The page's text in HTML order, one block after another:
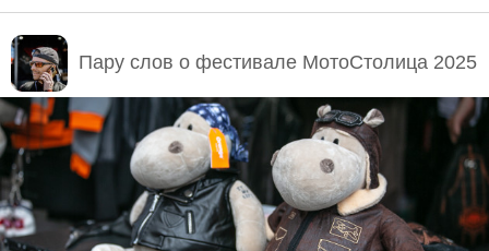
17:45 - Церемония награждения участников
фестиваля и победителей заездов custom-rally
«Русская сотка».
18:00 - Выступление музыкальной группы «The
Peace Tones»
19:00 - Официальное закрытие фестиваля
20:00- Выступление музыкальной группы «Arnion
Band»
Пару слов о фестивале МотоСтолица 2025